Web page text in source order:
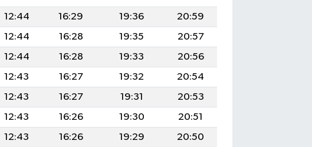
12:44 16:29 19:36
20:59
12:44 16:28 19:35
20:57
12:44 16:28 19:33
20:56
12:43 16:27 19:32
20:54
12:43 16:27 19:31
20:53
12:43 16:26 19:30
20:51
12:43 16:26 19:29
20:50